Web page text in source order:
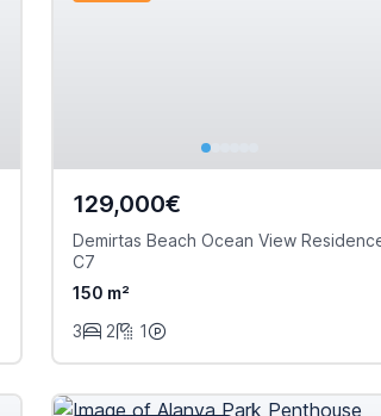
129,000€
Demirtas Beach Ocean View
C7
150 m²
3
2 1